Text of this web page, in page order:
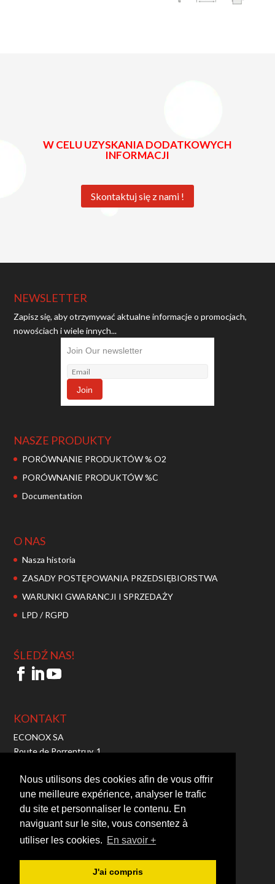
Nous utilisons des cookies afin de vous offrir
une meilleure expérience, analyser le trafic
du site et personnaliser le contenu. En
naviguant sur le site, vous consentez à
utiliser les cookies. En savoir +
J'ai compris
W CELU UZYSKANIA DODATKOWYCH
INFORMACJI
Skontaktuj się z nami !
NEWSLETTER
Zapisz się, aby otrzymywać aktualne informacje o promocjach,
nowościach i wiele innych...
Join Our newsletter
NASZE PRODUKTY
PORÓWNANIE PRODUKTÓW % O2
PORÓWNANIE PRODUKTÓW %C
Documentation
O NAS
Nasza historia
ZASADY POSTĘPOWANIA PRZEDSIĘBIORSTWA
WARUNKI GWARANCJI I SPRZEDAŻY
LPD / RGPD
ŚLEDŹ NAS!
KONTAKT
ECONOX SA
Route de Porrentruy, 1
Tel:+41 32 465 10 00
Fax: +41 32 465 10 01
Mail:info@econox.ch
TVA : CHE-103.710.050